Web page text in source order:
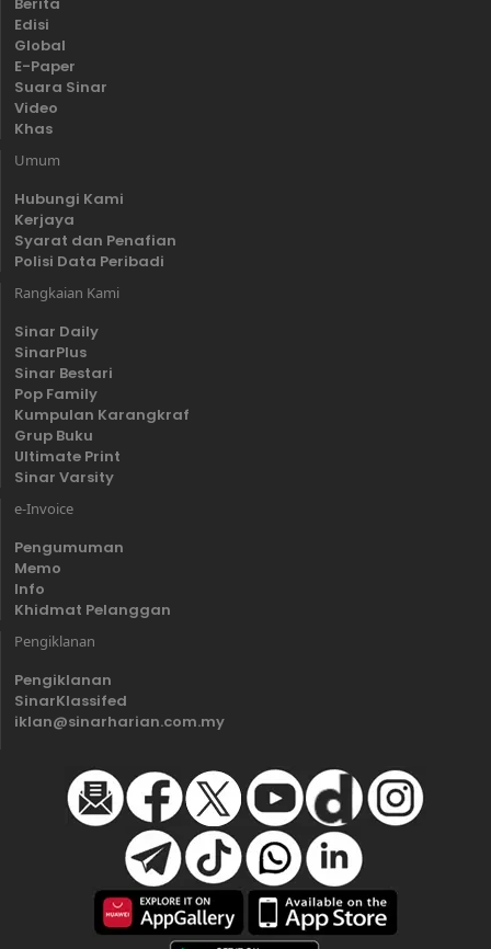
Edisi
Global
E-Paper
Suara Sinar
Video
Khas
Umum
Hubungi Kami
Kerjaya
Syarat dan Penafian
Polisi Data Peribadi
Rangkaian Kami
Sinar Daily
SinarPlus
Sinar Bestari
Pop Family
Kumpulan Karangkraf
Grup Buku
Ultimate Print
Sinar Varsity
e-Invoice
Pengumuman
Memo
Info
Khidmat Pelanggan
Pengiklanan
Pengiklanan
SinarKlassifed
iklan@sinarharian.com.my